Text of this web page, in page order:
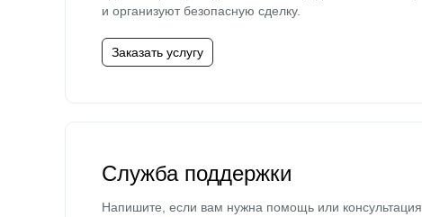
и организуют безопасную сделку.
Заказать услугу
Служба поддержки
Напишите, если вам нужна помощь или консультация